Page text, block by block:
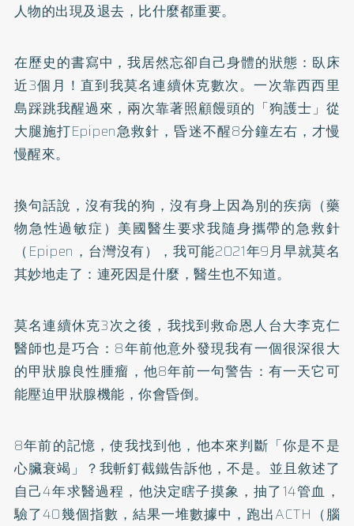
人物的出現及退去，比什麼都重要。
在歷史的書寫中，我居然忘卻自己身體的狀態：臥床
近3個月！直到我莫名連續休克數次。一次靠西西里
島踩跳我醒過來，兩次靠著照顧饅頭的「狗護士」從
大腿施打Epipen急救針，昏迷不醒8分鐘左右，才慢
慢醒來。
換句話說，沒有我的狗，沒有身上因為別的疾病（藥
物急性過敏症）美國醫生要求我隨身攜帶的急救針
（Epipen，台灣沒有），我可能2021年9月早就莫名
其妙地走了：連死因是什麼，醫生也不知道。
莫名連續休克3次之後，我找到救命恩人台大李克仁
醫師也是巧合：8年前他意外發現我有一個很深很大
的甲狀腺良性腫瘤，他8年前一句警告：有一天它可
能壓迫甲狀腺機能，你會昏倒。
8年前的記憶，使我找到他，他本來判斷「你是不是
心臟衰竭」？我斬釘截鐵告訴他，不是。並且敘述了
自己4年求醫過程，他決定瞎子摸象，抽了14管血，
驗了40幾個指數，結果一堆數據中，跑出ACTH（腦